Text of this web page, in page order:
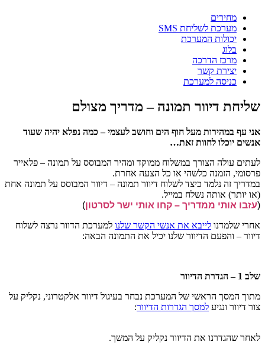
מחירים
מערכת לשליחת SMS
יכולות המערכת
בלוג
מרכז הדרכה
יצירת קשר
כניסה למערכת
שליחת דיוור תמונה – מדריך מצולם
אני עף במהירות מעל חוף הים וחושב לעצמי – כמה נפלא יהיה שעוד
אנשים יוכלו לחוות זאת…
לעתים עולה הצורך במשלוח ממוקד ומהיר המבוסס על תמונה – פלאייר
פרסומי, הזמנה כלשהי או כל הצעה אחרת.
במדריך זה נלמד כיצד לשלוח דיוור תמונה – דיוור המבוסס על תמונה אחת
(או יותר) אותה נשלח במייל.
(עזבו אותי ממדריך – קחו אותי ישר לסרטון)
אחרי שלמדנו לייבא את אנשי הקשר שלנו למערכת הדוור נרצה לשלוח
דיוור – והפעם הדיוור שלנו יכיל את התמונה הבאה:
שלב 1 – הגדרת הדיוור
מתוך המסך הראשי של המערכת נבחר בעיגול דיוור אלקטרוני, נקליק על
צור דיוור ונגיע למסך הגדרות הדיוור:
לאחר שהגדרנו את הדיוור נקליק על המשך.